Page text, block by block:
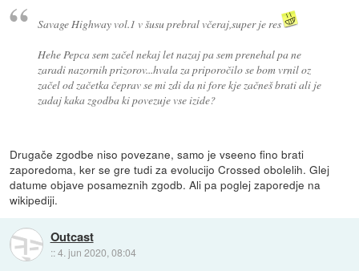
Savage Highway vol.1 v šusu prebral včeraj,super je res
Hehe Pepca sem začel nekaj let nazaj pa sem prenehal pa ne
zaradi nazornih prizorov...hvala za priporočilo se bom vrnil oz
začel od začetka čeprav se mi zdi da ni fore kje začneš brati ali je
zadaj kaka zgodba ki povezuje vse izide?
Drugače zgodbe niso povezane, samo je vseeno fino brati
zaporedoma, ker se gre tudi za evolucijo Crossed obolelih. Glej
datume objave posameznih zgodb. Ali pa poglej zaporedje na
wikipediji.
Outcast
::4. jun 2020, 08:04